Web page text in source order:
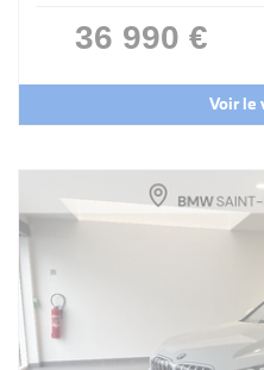
36 990 €
Voir le